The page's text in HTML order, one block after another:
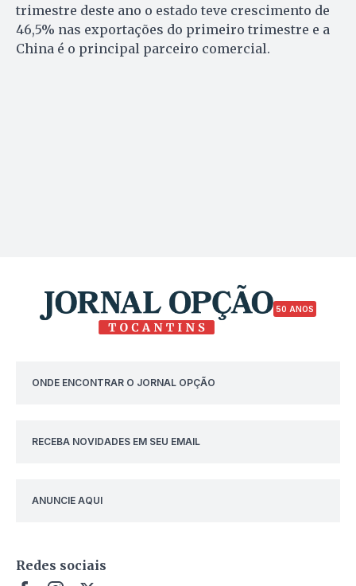
trimestre deste ano o estado teve crescimento de
46,5% nas exportações do primeiro trimestre e a
China é o principal parceiro comercial.
50 ANOS
ONDE ENCONTRAR O JORNAL OPÇÃO
RECEBA NOVIDADES EM SEU EMAIL
ANUNCIE AQUI
Redes sociais